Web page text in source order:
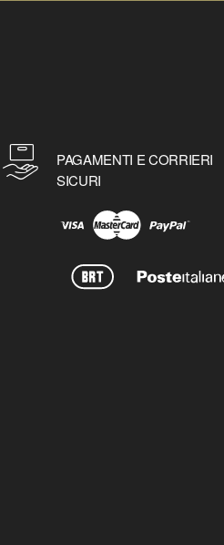
PAGAMENTI E CORRIERI
SICURI